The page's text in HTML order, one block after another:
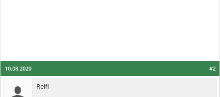
#2
10.08.2020
Reifi